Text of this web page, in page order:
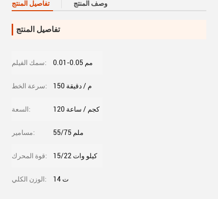
تفاصيل المنتج وصف المنتج
تفاصيل المنتج
سمك الفيلم: 0.01-0.05 مم
سرعة الخط: 150 م / دقيقة
السعة: 120 كجم / ساعة
مسامير: 55/75 ملم
قوة المحرك: 15/22 كيلو وات
الوزن الكلي: 14 ت